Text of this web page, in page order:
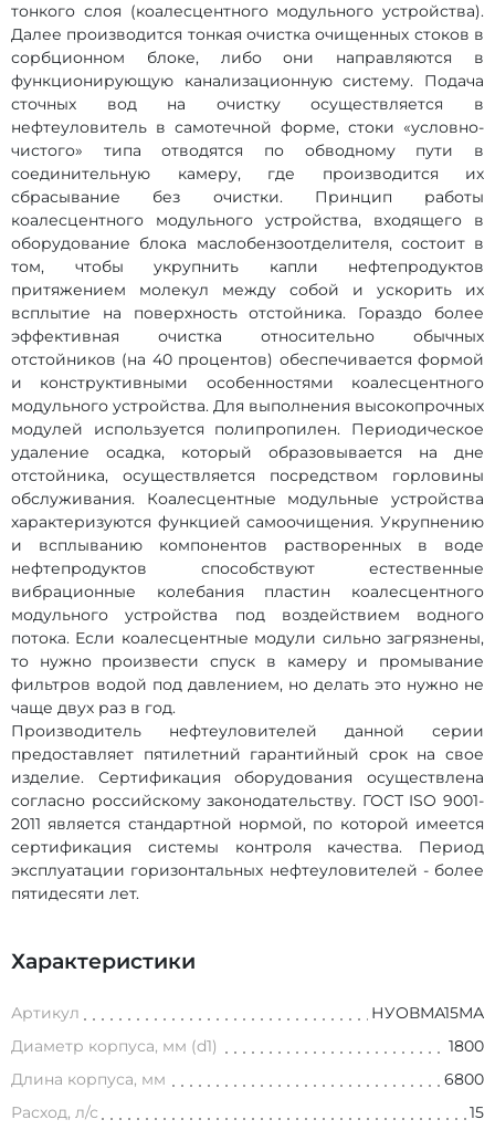
тонкого слоя (коалесцентного модульного устройства).
Далее производится тонкая очистка очищенных стоков в
сорбционном блоке, либо они направляются в
функционирующую канализационную систему. Подача
сточных вод на очистку осуществляется в
нефтеуловитель в самотечной форме, стоки «условно-
чистого» типа отводятся по обводному пути в
соединительную камеру, где производится их
сбрасывание без очистки. Принцип работы
коалесцентного модульного устройства, входящего в
оборудование блока маслобензоотделителя, состоит в
том, чтобы укрупнить капли нефтепродуктов
притяжением молекул между собой и ускорить их
всплытие на поверхность отстойника. Гораздо более
эффективная очистка относительно обычных
отстойников (на 40 процентов) обеспечивается формой
и конструктивными особенностями коалесцентного
модульного устройства. Для выполнения высокопрочных
модулей используется полипропилен. Периодическое
удаление осадка, который образовывается на дне
отстойника, осуществляется посредством горловины
обслуживания. Коалесцентные модульные устройства
характеризуются функцией самоочищения. Укрупнению
и всплыванию компонентов растворенных в воде
нефтепродуктов способствуют естественные
вибрационные колебания пластин коалесцентного
модульного устройства под воздействием водного
потока. Если коалесцентные модули сильно загрязнены,
то нужно произвести спуск в камеру и промывание
фильтров водой под давлением, но делать это нужно не
чаще двух раз в год.
Производитель нефтеуловителей данной серии
предоставляет пятилетний гарантийный срок на свое
изделие. Сертификация оборудования осуществлена
согласно российскому законодательству. ГОСТ ISO 9001-
2011 является стандартной нормой, по которой имеется
сертификация системы контроля качества. Период
эксплуатации горизонтальных нефтеуловителей - более
пятидесяти лет.
Характеристики
Артикул
НУОВМА15МА
Диаметр корпуса, мм (d1)
1800
Длина корпуса, мм
6800
Расход, л/с
15